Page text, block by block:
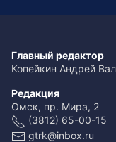
Главный редактор
Копейкин Андрей
Редакция
Омск, пр. Мира, 2
(3812) 65-00-15
gtrk@inbox.ru